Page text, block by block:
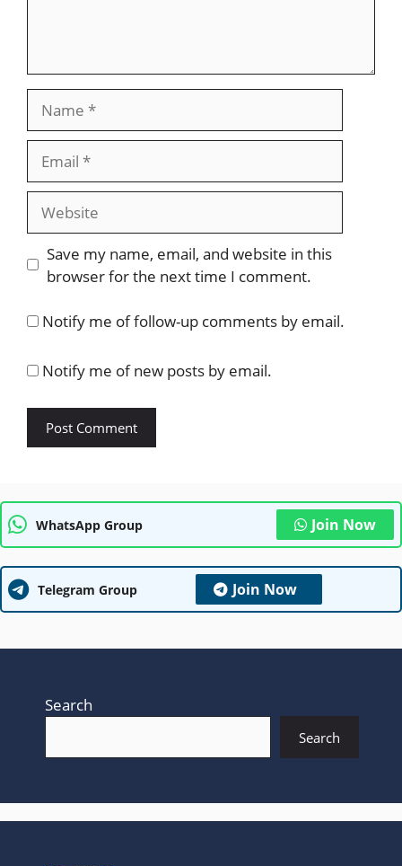
Website
Save my name, email, and website in this
browser for the next time I comment.
Notify me of follow-up comments by email.
Notify me of new posts by email.
WhatsApp Group Join Now
Telegram Group Join Now
Search
Search